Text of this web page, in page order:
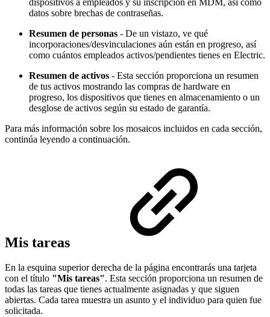
datos sobre brechas de contraseñas.
Resumen de personas - De un vistazo, ve qué
incorporaciones/desvinculaciones aún están en progreso, así
como cuántos empleados activos/pendientes tienes en Electric.
Resumen de activos - Esta sección proporciona un resumen
de tus activos mostrando las compras de hardware en
progreso, los dispositivos que tienes en almacenamiento o un
desglose de activos según su estado de garantía.
Para más información sobre los mosaicos incluidos en cada sección,
continúa leyendo a continuación.
Mis tareas
En la esquina superior derecha de la página encontrarás una tarjeta
con el título "Mis tareas". Esta sección proporciona un resumen de
todas las tareas que tienes actualmente asignadas y que siguen
abiertas. Cada tarea muestra un asunto y el individuo para quien fue
solicitada.